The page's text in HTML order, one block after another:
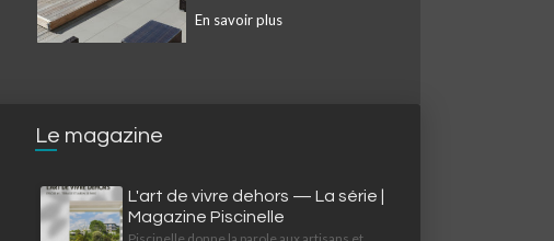
En savoir plus
Le magazine
L'art de vivre dehors — La série |
Magazine Piscinelle